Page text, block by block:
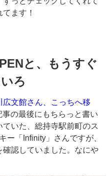
ます！
と、もうすぐ
ろ
広文館さん、こっちへ移
事の最後にもちらっと書い
いた、総持寺駅前町のス
ー「Infinity」さんですが、
認していました。なにや